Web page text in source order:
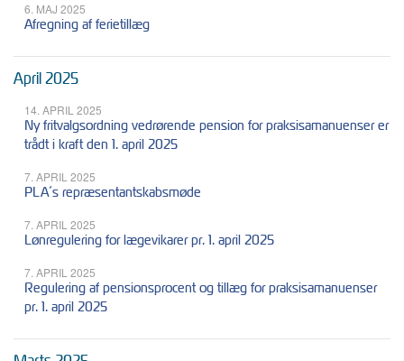
6. MAJ 2025
Afregning af ferietillæg
April 2025
14. APRIL 2025
Ny fritvalgsordning vedrørende pension for praksisamanuenser er
trådt i kraft den 1. april 2025
7. APRIL 2025
PLA´s repræsentantskabsmøde
7. APRIL 2025
Lønregulering for lægevikarer pr. 1. april 2025
7. APRIL 2025
Regulering af pensionsprocent og tillæg for praksisamanuenser
pr. 1. april 2025